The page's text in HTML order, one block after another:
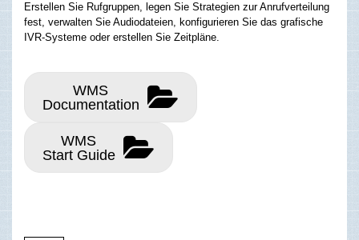
Erstellen Sie Rufgruppen, legen Sie Strategien zur Anrufverteilung
fest, verwalten Sie Audiodateien, konfigurieren Sie das grafische
IVR-Systeme oder erstellen Sie Zeitpläne.
WMS
Documentation
WMS
Start Guide